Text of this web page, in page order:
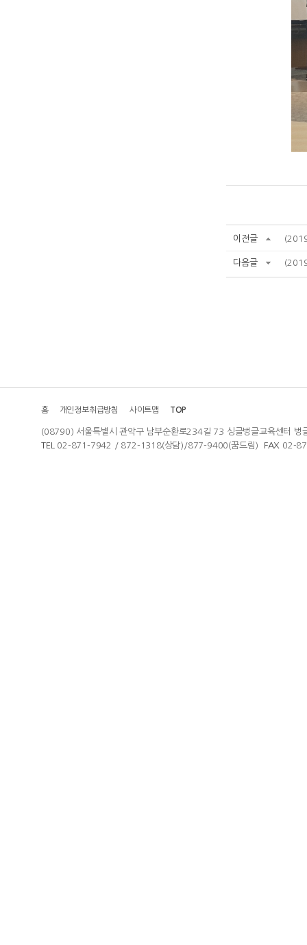
이전글
다음글
홈 개인정보취급방침 사이트맵 TOP
(08790) 서울특별시 관악구 남부순환로234길 73 싱글벙글교육센터 벙
TEL
02-871-7942 / 872-1318(상담)/877-9400(꿈드림) FAX 02-